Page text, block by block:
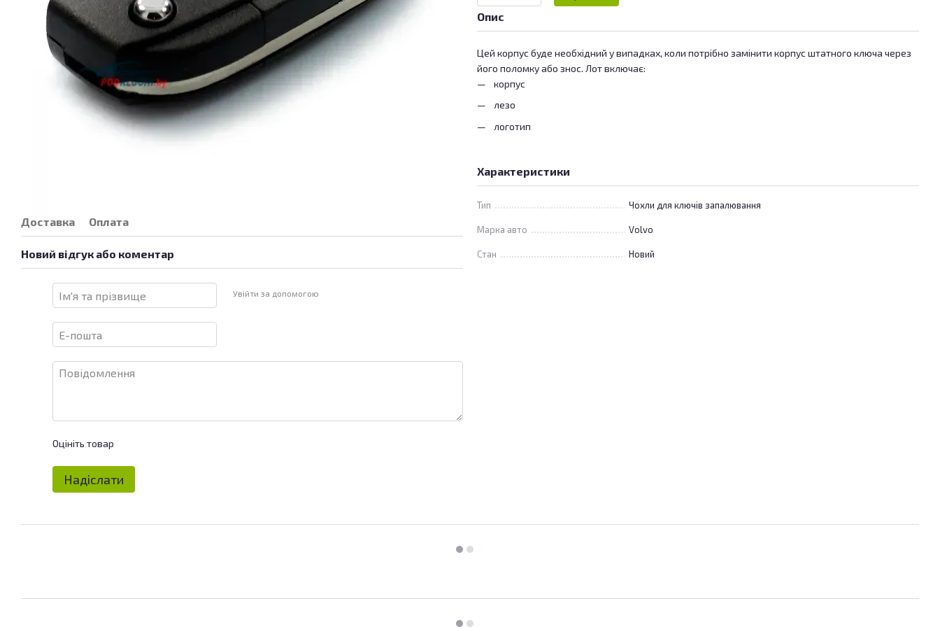
Доставка Оплата
Новий відгук або коментар
Увійти за допомогою
Оцініть товар
Надіслати
Опис
Цей корпус буде необхідний у випадках, коли потрібно замінити корпус штатного ключа через
його поломку або знос. Лот включає:
корпус
лезо
логотип
Характеристики
Тип Чохли для ключів запалювання
Марка авто Volvo
Стан Новий